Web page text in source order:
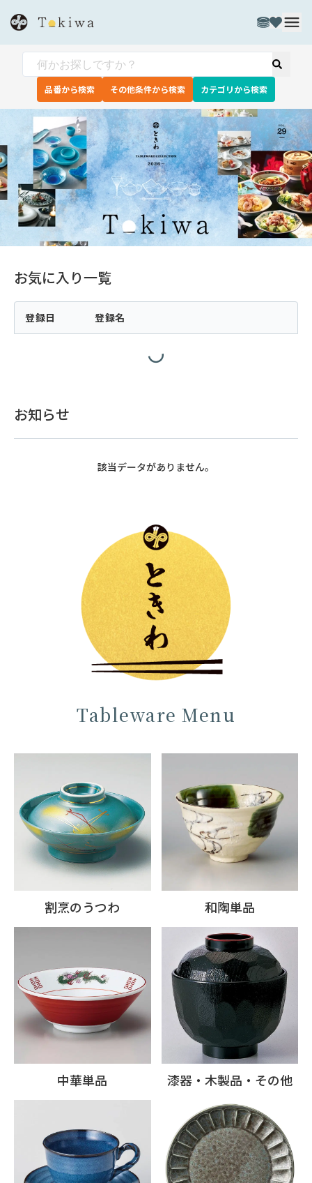
品番から検索 その他条件から検索 カテゴリから検索
お気に入り一覧
登録日 登録名
お知らせ
該当データがありません。
Tableware Menu
割烹のうつわ 和陶単品
中華単品 漆器・木製品・その他